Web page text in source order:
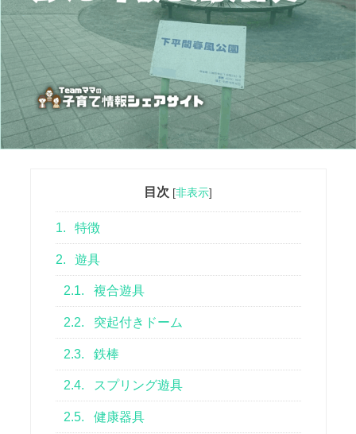
目次 [非表示]
1. 特徴
2. 遊具
2.1. 複合遊具
2.2. 突起付きドーム
2.3. 鉄棒
2.4. スプリング遊具
2.5. 健康器具